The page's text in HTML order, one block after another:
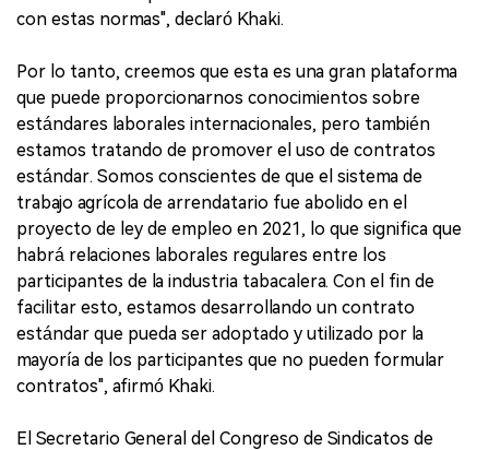
con estas normas", declaró Khaki.
Por lo tanto, creemos que esta es una gran plataforma
que puede proporcionarnos conocimientos sobre
estándares laborales internacionales, pero también
estamos tratando de promover el uso de contratos
estándar. Somos conscientes de que el sistema de
trabajo agrícola de arrendatario fue abolido en el
proyecto de ley de empleo en 2021, lo que significa que
habrá relaciones laborales regulares entre los
participantes de la industria tabacalera. Con el fin de
facilitar esto, estamos desarrollando un contrato
estándar que pueda ser adoptado y utilizado por la
mayoría de los participantes que no pueden formular
contratos", afirmó Khaki.
El Secretario General del Congreso de Sindicatos de